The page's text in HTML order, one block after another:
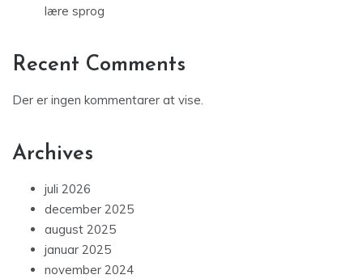
lære sprog
Recent Comments
Der er ingen kommentarer at vise.
Archives
juli 2026
december 2025
august 2025
januar 2025
november 2024